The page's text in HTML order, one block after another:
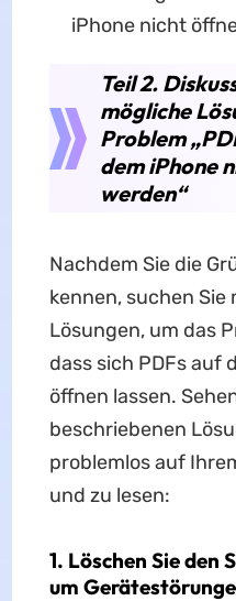
iPhone nicht
Teil 2.
mögliche
Problem
dem iPhone
werden“
Nachdem Sie die
kennen, suchen
Lösungen, um das
dass sich PDFs auf
öffnen lassen.
beschriebenen
problemlos auf
und zu lesen:
1. Löschen Sie den
um